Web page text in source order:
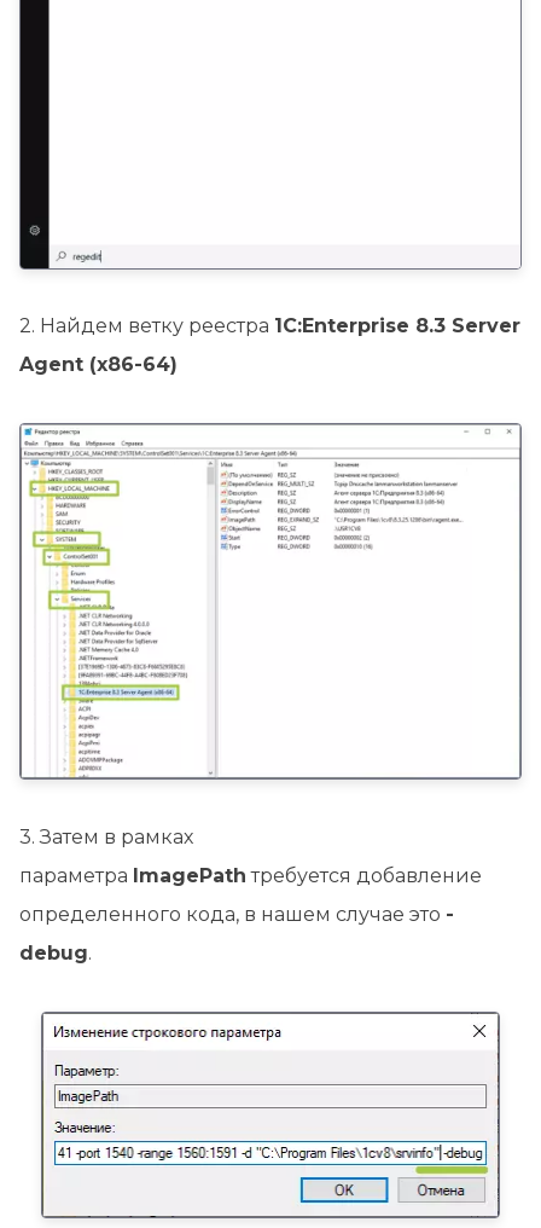
2. Найдем ветку реестра 1C:Enterprise 8.3 Server
Agent (x86-64)
3. Затем в рамках
параметра ImagePath требуется добавление
определенного кода, в нашем случае это -
debug.